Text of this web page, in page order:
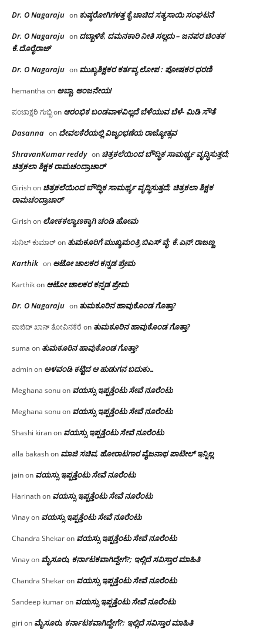
Dr. O Nagaraju on ಕುಷ್ಠರೋಗಿಗಳತ್ತ ಕೈ ಚಾಚಿದ ಸತ್ಯಸಾಯಿ ಸಂಘಟನೆ
Dr. O Nagaraju on ದಬ್ಬಾಳಿಕೆ, ದಮನಕಾರಿ ನೀತಿ ಸಲ್ಲದು – ಜನಪರ ಚಿಂತಕ
ಕೆ.ದೊರೈರಾಜ್
Dr. O Nagaraju on ಮುಖ್ಯಶಿಕ್ಷಕರ ಕರ್ತವ್ಯ ಲೋಪ : ಪೋಷಕರ ಧರಣಿ
hemantha on ಅಬ್ಬಾ, ಆಂಜನೇಯ!
ಪಂಚಾಕ್ಷರಿ ಗುಬ್ಬಿon ಆರಂಭಿಕ ಬಂಡವಾಳವಿಲ್ಲದೆ ಬೆಳೆಯುವ ಬೆಳೆ- ಮಿಡಿ ಸೌತೆ
Dasanna on ದೇವಲಕೆರೆಯಲ್ಲಿ ವಿಜೃಂಭಣೆಯ ರಾಜ್ಯೋತ್ಸವ
ShravanKumar reddy on ಚಿತ್ರಕಲೆಯಿಂದ ಬೌದ್ಧಿಕ ಸಾಮರ್ಥ್ಯ ವೃದ್ಧಿಸುತ್ತದೆ;
ಚಿತ್ರಕಲಾ ಶಿಕ್ಷಕ ರಾಮಚಂದ್ರಾಚಾರ್
Girishon ಚಿತ್ರಕಲೆಯಿಂದ ಬೌದ್ಧಿಕ ಸಾಮರ್ಥ್ಯ ವೃದ್ಧಿಸುತ್ತದೆ; ಚಿತ್ರಕಲಾ ಶಿಕ್ಷಕ
ರಾಮಚಂದ್ರಾಚಾರ್
Girishon ಲೋಕಕಲ್ಯಾಣಕ್ಕಾಗಿ ಚಂಡಿ ಹೋಮ
ಸುನಿಲ್ ಕುಮಾರ್on ತುಮಕೂರಿಗೆ ಮುಖ್ಯಮಂತ್ರಿ ಬಿಎಸ್ ವೈ: ಕೆ.ಎನ್.ರಾಜಣ್ಣ
Karthik on ಆಟೋ ಚಾಲಕರ ಕನ್ನಡ ಪ್ರೇಮ
Karthikon ಆಟೋ ಚಾಲಕರ ಕನ್ನಡ ಪ್ರೇಮ
Dr. O Nagaraju on ತುಮಕೂರಿನ ಹಾವುಕೊಂಡ ಗೊತ್ತಾ?
ವಾಜಿದ್ ಖಾನ್ ತೋವಿನಕೆರೆ on ತುಮಕೂರಿನ ಹಾವುಕೊಂಡ ಗೊತ್ತಾ?
suma on ತುಮಕೂರಿನ ಹಾವುಕೊಂಡ ಗೊತ್ತಾ?
adminon ಅಳವಂಡಿ ಕಟ್ಟಿದ ಆ ಹುಡುಗನ ಬದುಕು…
Meghana sonuon ವಯಸ್ಸು ಇಪ್ಪತ್ತೆಂಟು ಸೇವೆ ನೂರೆಂಟು
Meghana sonuon ವಯಸ್ಸು ಇಪ್ಪತ್ತೆಂಟು ಸೇವೆ ನೂರೆಂಟು
Shashi kiranon ವಯಸ್ಸು ಇಪ್ಪತ್ತೆಂಟು ಸೇವೆ ನೂರೆಂಟು
alla bakashon ಮಾಜಿ ಸಚಿವ, ಹೋರಾಟಗಾರ ವೈಜನಾಥ ಪಾಟೀಲ್ ಇನ್ನಿಲ್ಲ
jainon ವಯಸ್ಸು ಇಪ್ಪತ್ತೆಂಟು ಸೇವೆ ನೂರೆಂಟು
Harinathon ವಯಸ್ಸು ಇಪ್ಪತ್ತೆಂಟು ಸೇವೆ ನೂರೆಂಟು
Vinayon ವಯಸ್ಸು ಇಪ್ಪತ್ತೆಂಟು ಸೇವೆ ನೂರೆಂಟು
Chandra Shekaron ವಯಸ್ಸು ಇಪ್ಪತ್ತೆಂಟು ಸೇವೆ ನೂರೆಂಟು
Vinayon ಮೈಸೂರು, ಕರ್ನಾಟಕವಾಗಿದ್ದೇಗೆ?; ಇಲ್ಲಿದೆ ಸವಿಸ್ತಾರ ಮಾಹಿತಿ
Chandra Shekaron ವಯಸ್ಸು ಇಪ್ಪತ್ತೆಂಟು ಸೇವೆ ನೂರೆಂಟು
Sandeep kumaron ವಯಸ್ಸು ಇಪ್ಪತ್ತೆಂಟು ಸೇವೆ ನೂರೆಂಟು
giri on ಮೈಸೂರು, ಕರ್ನಾಟಕವಾಗಿದ್ದೇಗೆ?; ಇಲ್ಲಿದೆ ಸವಿಸ್ತಾರ ಮಾಹಿತಿ